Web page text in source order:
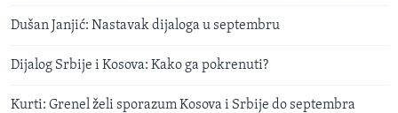
Dušan Janjić: Nastavak dijaloga u septembru
Dijalog Srbije i Kosova: Kako ga pokrenuti?
Kurti: Grenel želi sporazum Kosova i Srbije do septembra